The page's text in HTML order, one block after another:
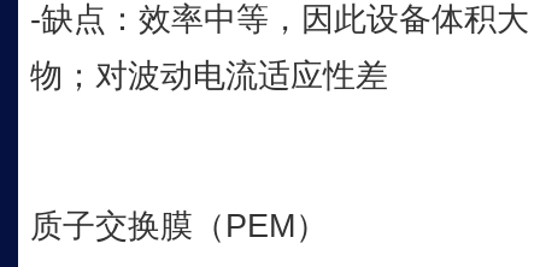
-缺点：效率中等，因此设备体积
物；对波动电流适应性差
质子交换膜（PEM）